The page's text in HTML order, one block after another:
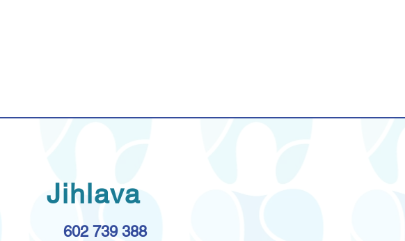
Jihlava
602 739 388